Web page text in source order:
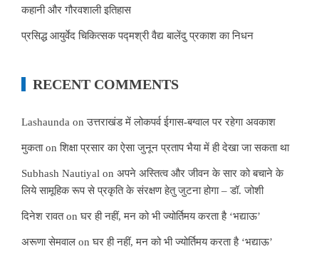
कहानी और गौरवशाली इतिहास
प्रसिद्ध आयुर्वेद चिकित्सक पद्मश्री वैद्य बालेंदु प्रकाश का निधन
RECENT COMMENTS
Lashaunda onउत्तराखंड में लोकपर्व ईगास-बग्वाल पर रहेगा अवकाश
मुकताonशिक्षा प्रसार का ऐसा जुनून प्रताप भैया में ही देखा जा सकता था
Subhash Nautiyal on अपने अस्तित्व और जीवन के सार को बचाने के
लिये सामूहिक रूप से प्रकृति के संरक्षण हेतु जुटना होगा – डॉ. जोशी
दिनेश रावतonघर ही नहीं, मन को भी ज्योर्तिमय करता है ‘भद्याऊ’
अरूणा सेमवाल onघर ही नहीं, मन को भी ज्योर्तिमय करता है ‘भद्याऊ’